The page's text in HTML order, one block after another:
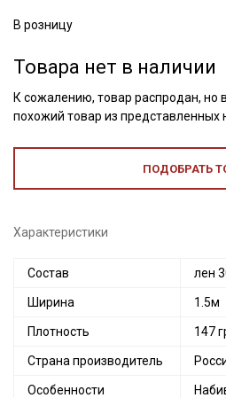
В розницу
Товара нет в наличии
К сожалению, товар распродан, но
похожий товар из представленных
ПОДОБРАТЬ
Характеристики
Состав лен
Ширина 1.5м
Плотность 147
Страна производитель
Особенности